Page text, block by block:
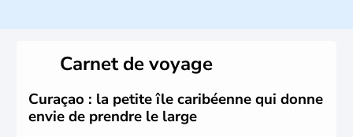
conservateur.Carnet de voyage
Curaçao : la petite île caribéenne qui donne
envie de prendre le large